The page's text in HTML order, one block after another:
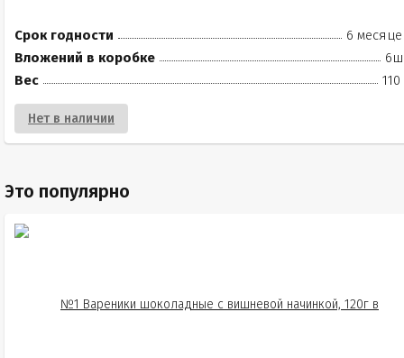
Срок годности
6
Вложений в коробке
Вес
110
Нет в наличии
Это популярно